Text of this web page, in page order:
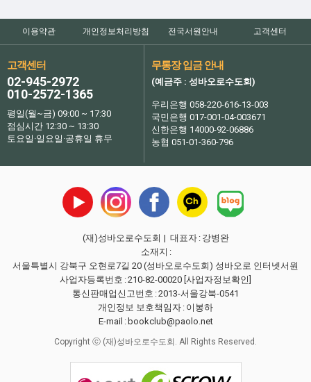
이용약관 개인정보처리방침 전국서원안내 고객센터
고객센터
02-945-2972
010-2572-1365
평일(월~금) 09:00 ~ 17:30
점심시간 12:30 ~ 13:30
토요일·일요일·공휴일 휴무
무통장 입금 안내
(예금주 : 성바오로수도회)
우리은행 058-220-616-13-003
국민은행 017-001-04-003671
신한은행 14000-92-06886
농협 051-01-360-796
(재)성바오로수도회 | 대표자 : 강병완
소재지 :
서울특별시 강북구 오현로7길 20 (성바오로수도회) 성바오로 인터넷서원
사업자등록번호 :210-82-00020 [사업자정보확인]
통신판매업신고번호 :2013-서울강북-0541
개인정보 보호책임자 : 이봉하
E-mail : bookclub@paolo.net
Copyright ⓒ (재)성바오로수도회. All Rights Reserved.